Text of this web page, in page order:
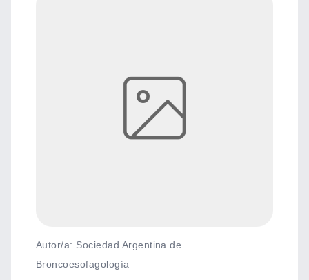
Autor/a: Sociedad Argentina de
Broncoesofagología